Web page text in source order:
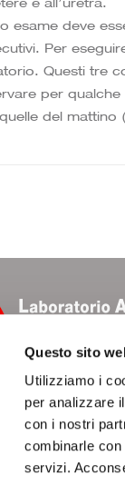
Questo sito
Utilizziamo i
per analizzare
con i nostri
combinarle
servizi.
esame deve
Per
Questi tre
per
del mattino
Analisi e Ricerche
Dino & Figli s.r.l.
dell’Amore, 22
(FC)
22376 – Fax 0547